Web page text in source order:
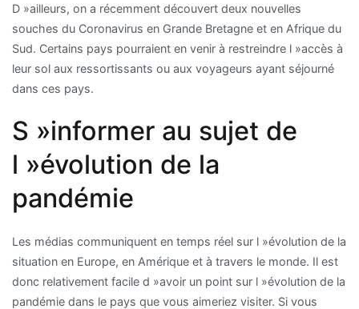
D »ailleurs, on a récemment découvert deux nouvelles
souches du Coronavirus en Grande Bretagne et en Afrique du
Sud. Certains pays pourraient en venir à restreindre l »accès à
leur sol aux ressortissants ou aux voyageurs ayant séjourné
dans ces pays.
S »informer au sujet de
l »évolution de la
pandémie
Les médias communiquent en temps réel sur l »évolution de la
situation en Europe, en Amérique et à travers le monde. Il est
donc relativement facile d »avoir un point sur l »évolution de la
pandémie dans le pays que vous aimeriez visiter. Si vous